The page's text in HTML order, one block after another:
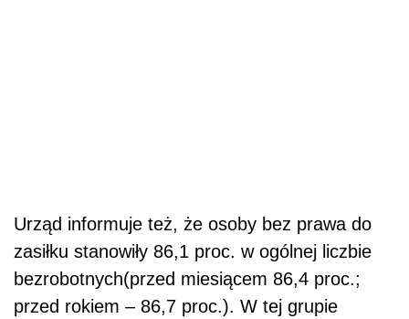
Urząd informuje też, że osoby bez prawa do
zasiłku stanowiły 86,1 proc. w ogólnej liczbie
bezrobotnych(przed miesiącem 86,4 proc.;
przed rokiem – 86,7 proc.). W tej grupie